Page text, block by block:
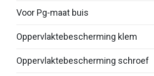
Voor Pg-maat buis
Oppervlaktebescherming klem
Oppervlaktebescherming schroef